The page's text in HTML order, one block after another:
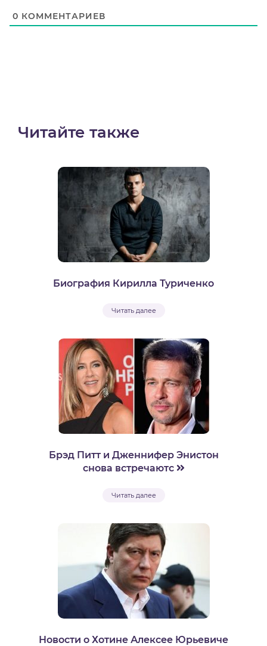
0 КОММЕНТАРИЕВ
Читайте также
Биография Кирилла Туриченко
Читать далее
Брэд Питт и Дженнифер Энистон
снова встречаютс
Читать далее
Новости о Хотине Алексее Юрьевиче